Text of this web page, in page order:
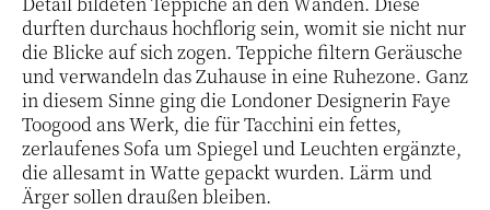
durften durchaus hochflorig sein, womit sie nicht nur
die Blicke auf sich zogen. Teppiche filtern Geräusche
und verwandeln das Zuhause in eine Ruhezone. Ganz
in diesem Sinne ging die Londoner Designerin Faye
Toogood ans Werk, die für Tacchini ein fettes,
zerlaufenes Sofa um Spiegel und Leuchten ergänzte,
die allesamt in Watte gepackt wurden. Lärm und
Ärger sollen draußen bleiben.